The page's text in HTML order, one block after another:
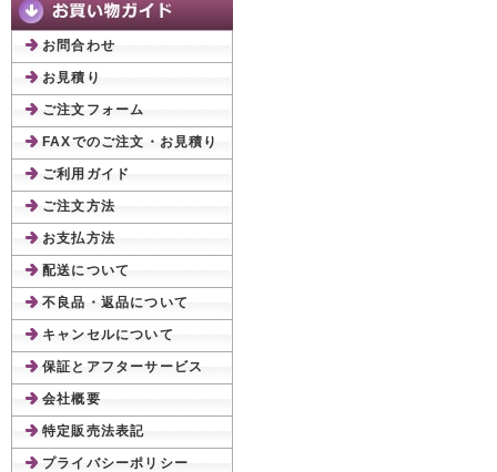
お問合わせ
お見積り
ご注文フォーム
FAXでのご注文・お見積り
ご利用ガイド
ご注文方法
お支払方法
配送について
不良品・返品について
キャンセルについて
保証とアフターサービス
会社概要
特定販売法表記
プライバシーポリシー